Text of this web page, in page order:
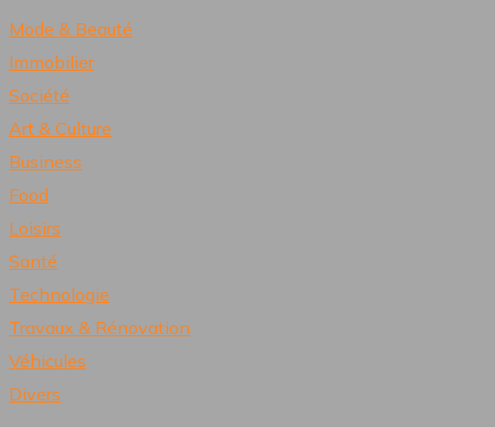
Mode & Beauté
Immobilier
Société
Art & Culture
Business
Food
Loisirs
Santé
Technologie
Travaux & Rénovation
Véhicules
Divers